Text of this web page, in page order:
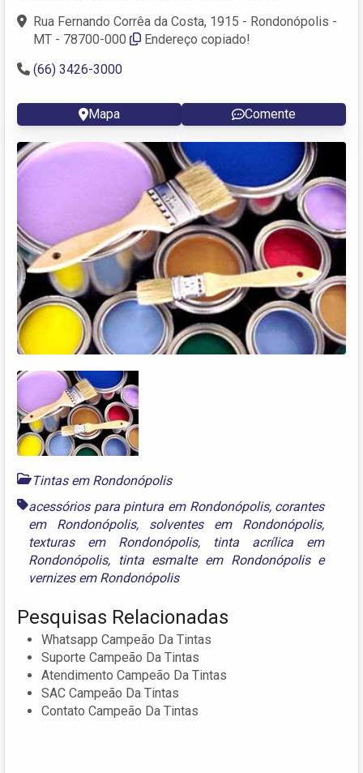
Rua Fernando Corrêa da Costa, 1915 - Rondonópolis -
MT - 78700-000
Endereço copiado!
(66) 3426-3000
Mapa Comente
Tintas em Rondonópolis
acessórios para pintura em Rondonópolis, corantes
em Rondonópolis, solventes em Rondonópolis,
texturas em Rondonópolis, tinta acrílica em
Rondonópolis, tinta esmalte em Rondonópolise
vernizes em Rondonópolis
Pesquisas Relacionadas
Whatsapp Campeão Da Tintas
Suporte Campeão Da Tintas
Atendimento Campeão Da Tintas
SAC Campeão Da Tintas
Contato Campeão Da Tintas